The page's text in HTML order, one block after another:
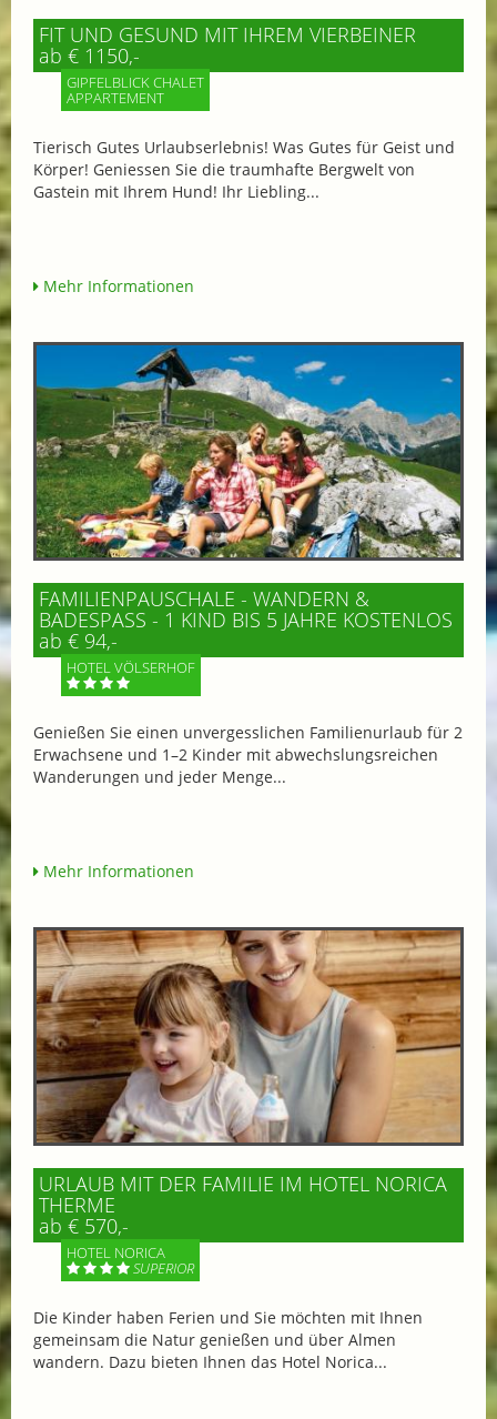
FIT UND GESUND MIT IHREM VIERBEINER
ab € 1150,-
GIPFELBLICK CHALET
APPARTEMENT
Tierisch Gutes Urlaubserlebnis! Was Gutes für Geist und
Körper! Geniessen Sie die traumhafte Bergwelt von
Gastein mit Ihrem Hund! Ihr Liebling...
Mehr Informationen
FAMILIENPAUSCHALE - WANDERN &
BADESPASS - 1 KIND BIS 5 JAHRE KOSTENLOS
ab € 94,-
HOTEL VÖLSERHOF
Genießen Sie einen unvergesslichen Familienurlaub für 2
Erwachsene und 1–2 Kinder mit abwechslungsreichen
Wanderungen und jeder Menge...
Mehr Informationen
URLAUB MIT DER FAMILIE IM HOTEL NORICA
THERME
ab € 570,-
HOTEL NORICA
SUPERIOR
Die Kinder haben Ferien und Sie möchten mit Ihnen
gemeinsam die Natur genießen und über Almen
wandern. Dazu bieten Ihnen das Hotel Norica...